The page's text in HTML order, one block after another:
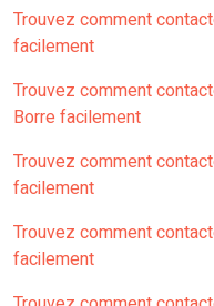
Trouvez comment
facilement
Trouvez comment
Borre facilement
Trouvez comment
facilement
Trouvez comment
facilement